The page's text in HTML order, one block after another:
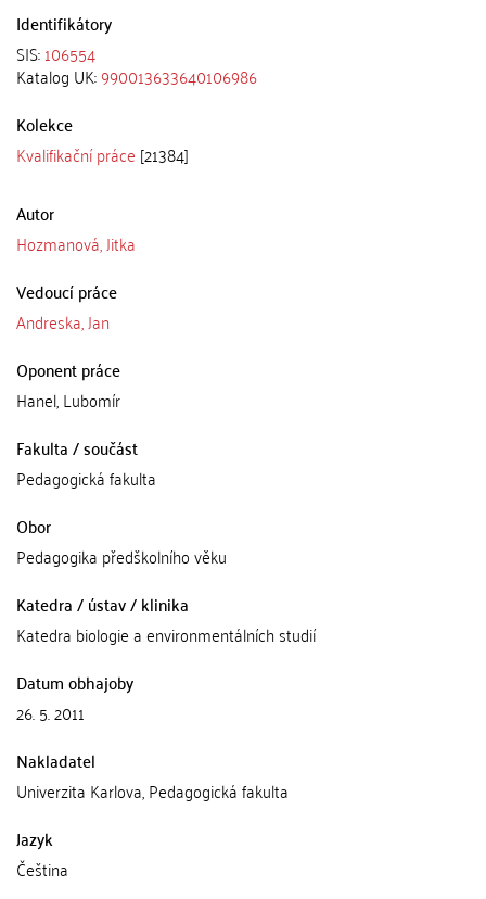
Identifikátory
SIS:106554
Katalog UK:990013633640106986
Kolekce
Kvalifikační práce [21384]
Autor
Hozmanová, Jitka
Vedoucí práce
Andreska, Jan
Oponent práce
Hanel, Lubomír
Fakulta / součást
Pedagogická fakulta
Obor
Pedagogika předškolního věku
Katedra / ústav / klinika
Katedra biologie a environmentálních studií
Datum obhajoby
26. 5. 2011
Nakladatel
Univerzita Karlova, Pedagogická fakulta
Jazyk
Čeština